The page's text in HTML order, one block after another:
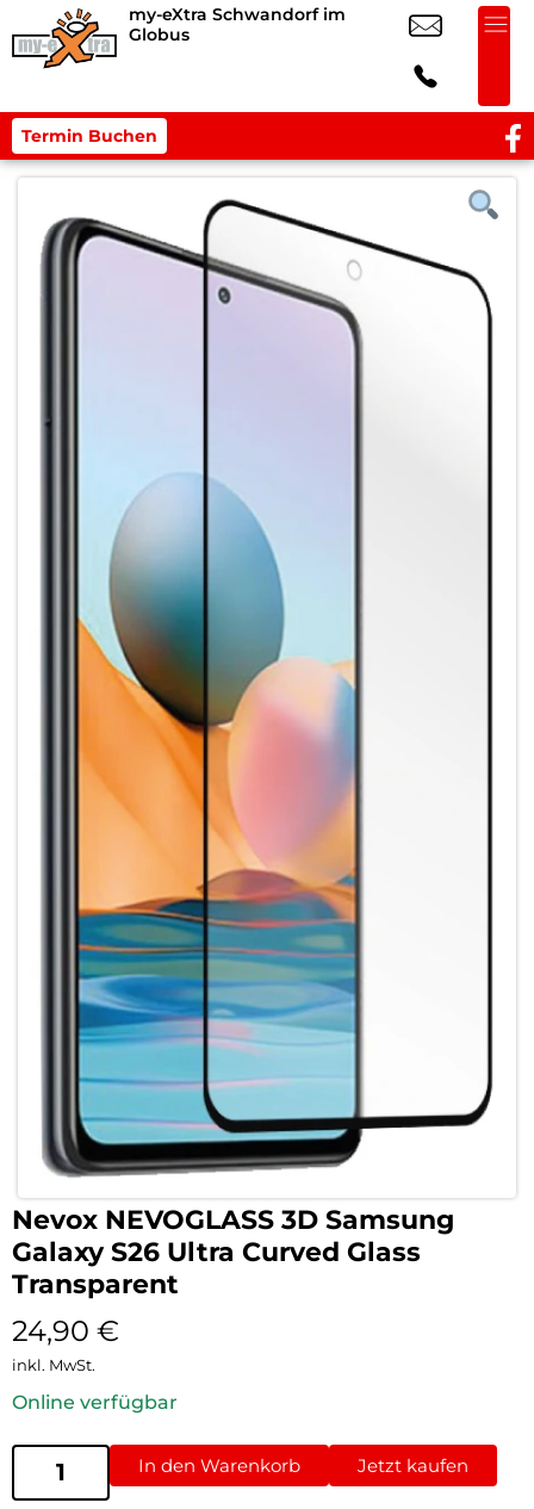
my-eXtra Schwandorf im
Globus
Termin Buchen
Nevox NEVOGLASS 3D Samsung
Galaxy S26 Ultra Curved Glass
Transparent
24,90 €
inkl. MwSt.
Online verfügbar
In den Warenkorb Jetzt kaufen